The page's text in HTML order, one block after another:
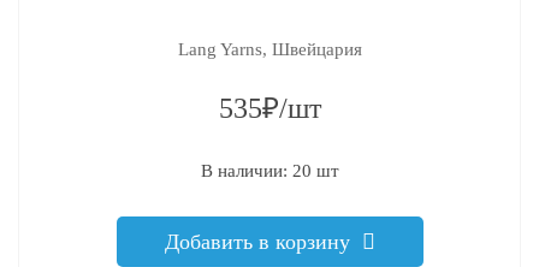
Lang Yarns, Швейцария
535₽/шт
В наличии: 20 шт
Добавить в корзину